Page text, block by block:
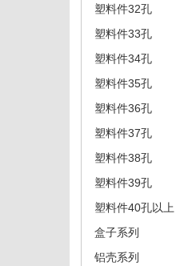
塑料件32孔
塑料件33孔
塑料件34孔
塑料件35孔
塑料件36孔
塑料件37孔
塑料件38孔
塑料件39孔
塑料件40孔以上
盒子系列
铝壳系列